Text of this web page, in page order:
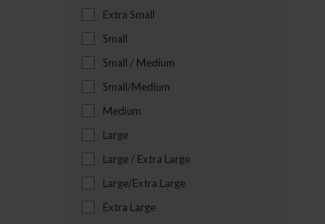
Extra Small
Small
Small / Medium
Small/Medium
Medium
Large
Large / Extra Large
Large/Extra Large
Extra Large